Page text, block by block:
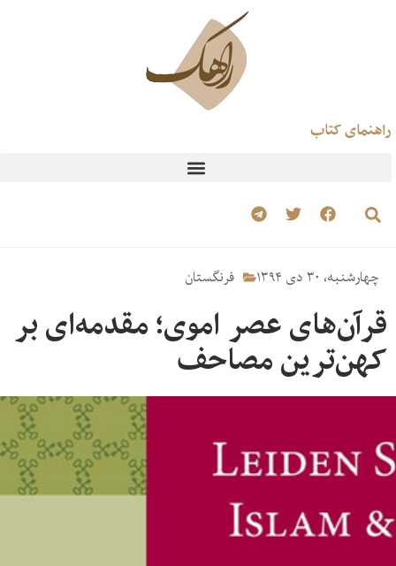
راهنمای کتاب
چهارشنبه، ۳۰ دی ۱۳۹۴ فرنگستان
قرآن‌های عصر اموی؛ مقدمه‌ای بر
کهن‌ترین مصاحف